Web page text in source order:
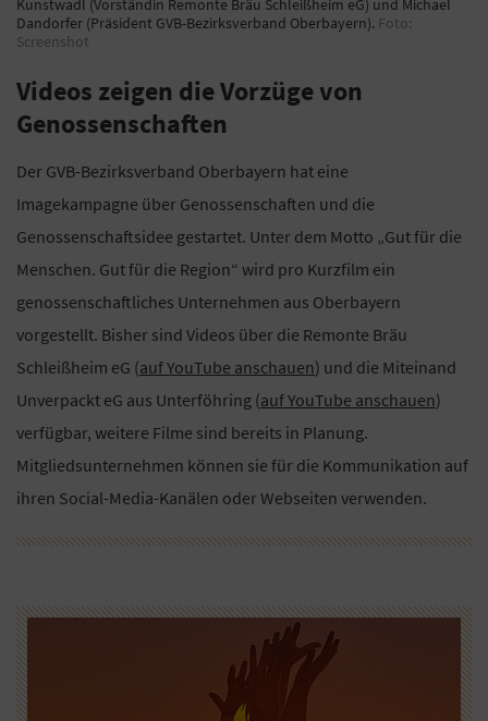
Kunstwadl (Vorständin Remonte Bräu Schleißheim eG) und Michael
Dandorfer (Präsident GVB-Bezirksverband Oberbayern). Foto:
Screenshot
Videos zeigen die Vorzüge von
Genossenschaften
Der GVB-Bezirksverband Oberbayern hat eine
Imagekampagne über Genossenschaften und die
Genossenschaftsidee gestartet. Unter dem Motto „Gut für die
Menschen. Gut für die Region“ wird pro Kurzfilm ein
genossenschaftliches Unternehmen aus Oberbayern
vorgestellt. Bisher sind Videos über die Remonte Bräu
Schleißheim eG (auf YouTube anschauen) und die Miteinand
Unverpackt eG aus Unterföhring (auf YouTube anschauen)
verfügbar, weitere Filme sind bereits in Planung.
Mitgliedsunternehmen können sie für die Kommunikation auf
ihren Social-Media-Kanälen oder Webseiten verwenden.